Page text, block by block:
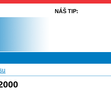
NÁŠ TIP: